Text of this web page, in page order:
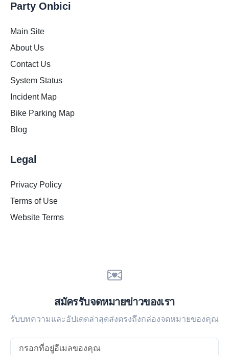
Party Onbici
Main Site
About Us
Contact Us
System Status
Incident Map
Bike Parking Map
Blog
Legal
Privacy Policy
Terms of Use
Website Terms
สมัครรับจดหมายข่าวของเรา
รับบทความและอัปเดตล่าสุดส่งตรงถึงกล่องจดหมายของคุณ